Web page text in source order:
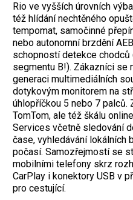
Rio ve vyšších úrovních
též hlídání nechtěného
tempomat, samočinné
nebo autonomní brzdění
schopností detekce
segmentu B!). Zákazníci se
generaci multimediálních
dotykovým monitorem na
úhlopříčkou 5 nebo 7 palců.
TomTom, ale též škálu
Services včetně sledování
čase, vyhledávání lokálních
počasí. Samozřejmostí se
mobilními telefony skrz
CarPlay i konektory USB v
pro cestující.